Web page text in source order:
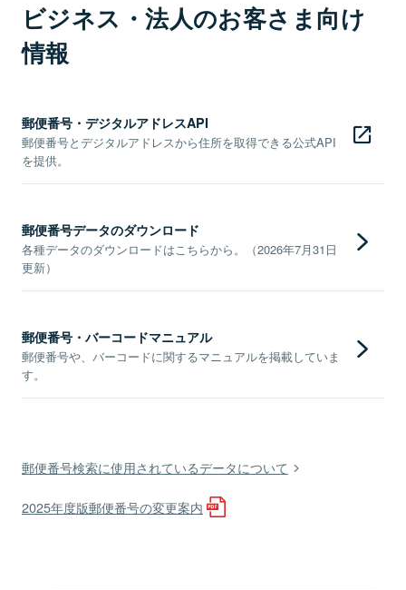
ビジネス・法人のお客さま向け
情報
郵便番号・デジタルアドレスAPI
郵便番号とデジタルアドレスから住所を取得できる公式API
を提供。
郵便番号データのダウンロード
各種データのダウンロードはこちらから。（2026年7月31日
更新）
郵便番号・バーコードマニュアル
郵便番号や、バーコードに関するマニュアルを掲載していま
す。
郵便番号検索に使用されているデータについて
2025年度版郵便番号の変更案内